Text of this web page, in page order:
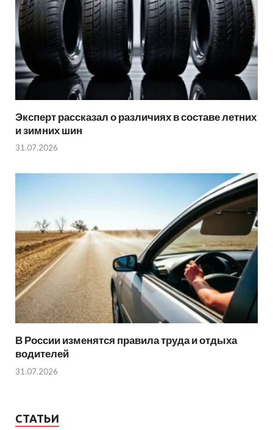
Эксперт рассказал о различиях в составе летних
и зимних шин
31.07.2026
В России изменятся правила труда и отдыха
водителей
31.07.2026
СТАТЬИ